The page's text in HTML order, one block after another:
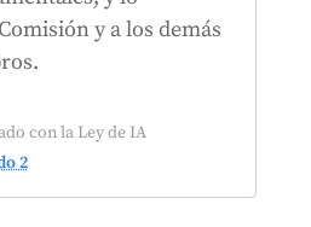
y a los demás
con la Ley de IA
2